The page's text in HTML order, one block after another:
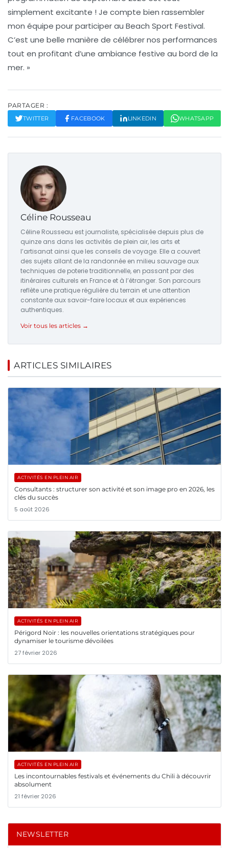
simplement excitante ! Je compte bien rassembler
mon équipe pour participer au Beach Sport Festival.
C’est une belle manière de célébrer nos performances
tout en profitant d’une ambiance festive au bord de la
mer. »
PARTAGER :
TWITTER FACEBOOK LINKEDIN WHATSAPP
Céline Rousseau
Céline Rousseau est journaliste, spécialisée depuis plus de
quinze ans dans les activités de plein air, les arts et
l’artisanat ainsi que les conseils de voyage. Elle a couvert
des sujets allant de la randonnée en milieu sauvage aux
techniques de poterie traditionnelle, en passant par des
itinéraires culturels en France et à l’étranger. Son parcours
reflète une pratique régulière du terrain et une attention
constante aux savoir-faire locaux et aux expériences
authentiques.
Voir tous les articles →
ARTICLES SIMILAIRES
ACTIVITÉS EN PLEIN AIR
Consultants : structurer son activité et son image pro en 2026, les
clés du succès
5 août 2026
ACTIVITÉS EN PLEIN AIR
Périgord Noir : les nouvelles orientations stratégiques pour
dynamiser le tourisme dévoilées
27 février 2026
ACTIVITÉS EN PLEIN AIR
Les incontournables festivals et événements du Chili à découvrir
absolument
21 février 2026
NEWSLETTER